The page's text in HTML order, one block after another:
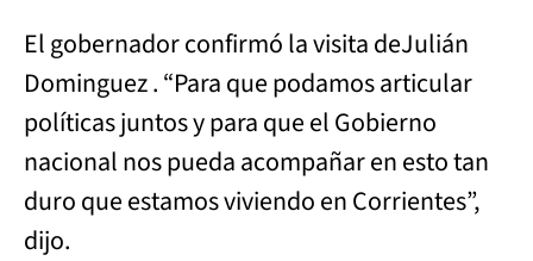
El gobernador confirmó la visita deJulián
Dominguez . “Para que podamos articular
políticas juntos y para que el Gobierno
nacional nos pueda acompañar en esto tan
duro que estamos viviendo en Corrientes”,
dijo.